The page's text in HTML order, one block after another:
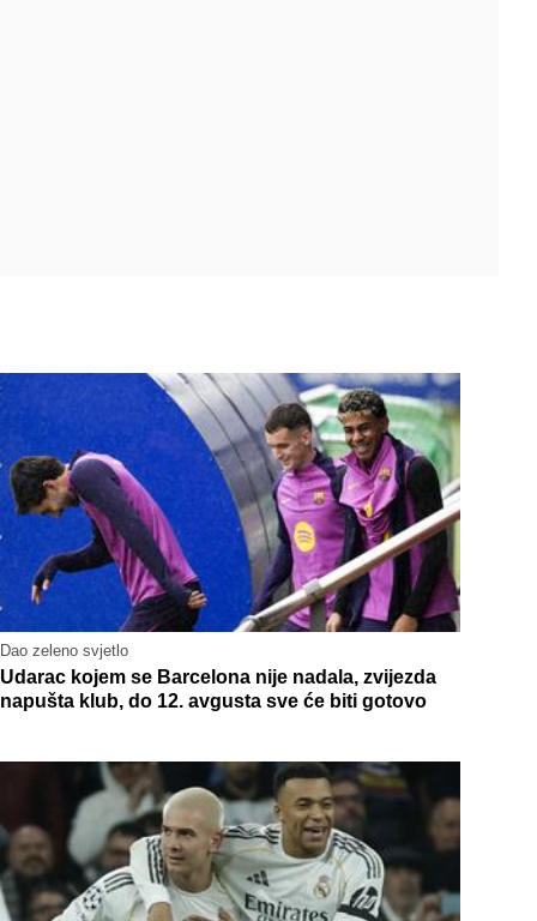
Dao zeleno svjetlo
Udarac kojem se Barcelona nije nadala, zvijezda
napušta klub, do 12. avgusta sve će biti gotovo